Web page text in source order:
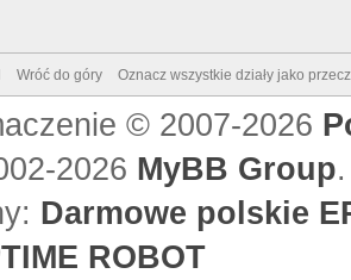
Wróć do góry Oznacz wszystkie działy jako
© 2007-2026
2026 MyBB Group.
Darmowe polskie
ROBOT